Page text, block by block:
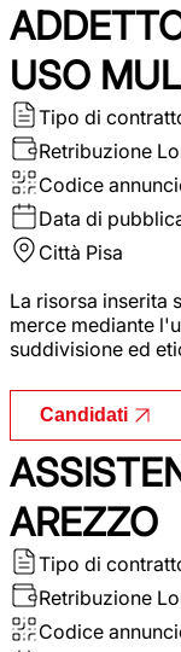
USO
Tipo di
Retribuzione
Codice
Data di
Città Pisa
La risorsa inserita
merce mediante
suddivisione ed
Candidati
AREZZO
Tipo di
Retribuzione
Codice